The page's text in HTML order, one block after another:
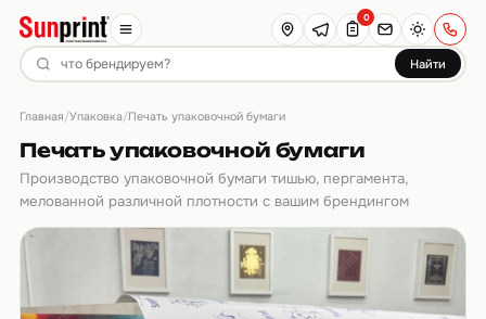
Найти
0
Главная/Упаковка/Печать упаковочной бумаги
Печать упаковочной бумаги
Производство упаковочной бумаги тишью, пергамента,
мелованной различной плотности с вашим брендингом